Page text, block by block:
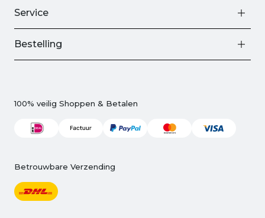
Service
Bestelling
100% veilig Shoppen & Betalen
Betrouwbare Verzending